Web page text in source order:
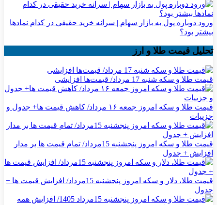
ورود دوباره پول به بازار سهام | سرانه خرید حقیقی در کدام نماد‌ها
بیشتر بود؟
تحلیل قیمت طلا و ارز
قیمت طلا و سکه شنبه 17 مرداد/ قیمت‌ها افزایشی
قیمت طلا و سکه امروز جمعه ۱۶ مرداد/ کاهش قیمت ها+ جدول و
جزییات
قیمت طلا و سکه امروز پنجشنبه 15مرداد/ تمام قیمت ها بر مدار
افزایش + جدول
قیمت طلا، دلار و سکه امروز پنجشنبه 15مرداد/ افزایش قیمت ها +
جدول